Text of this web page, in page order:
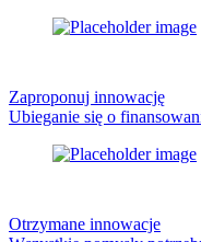
Zaproponuj innowację
Ubieganie się o
Otrzymane innowacje